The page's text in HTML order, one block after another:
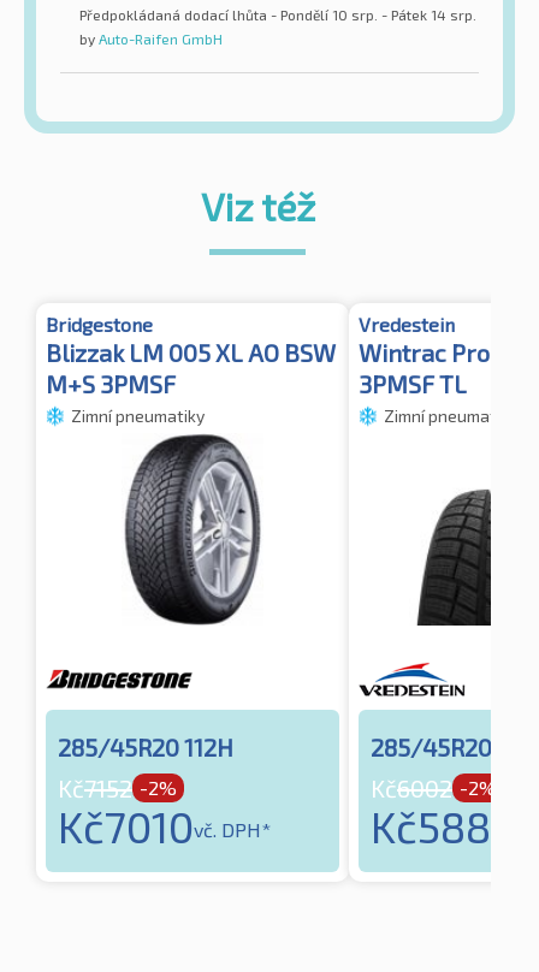
Předpokládaná dodací lhůta - Pondělí 10 srp. - Pátek 14 srp.
by Auto-Raifen GmbH
Viz též
Bridgestone
Blizzak LM 005 XL AO BSW
M+S 3PMSF
Zimní pneumatiky
285/45R20 112H
Kč7152 -2%
Kč7010vč. DPH*
Vredestein
Wintrac Pro+
3PMSF TL
Zimní pneumatiky
285/45R20
Kč6002 -2%
Kč5882